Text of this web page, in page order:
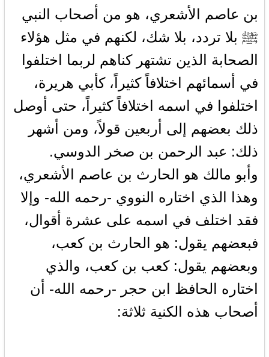
بن عاصم الأشعري، هو من أصحاب النبي
ﷺ بلا تردد، بلا شك، لكنهم في مثل هؤلاء
الصحابة الذين تشتهر كناهم لربما اختلفوا
في أسمائهم اختلافاً كثيراً، كأبي هريرة،
اختلفوا في اسمه اختلافاً كثيراً، حتى أوصل
ذلك بعضهم إلى أربعين قولاً، ومن أشهر
ذلك: عبد الرحمن بن صخر الدوسي.
وأبو مالك هو الحارث بن عاصم الأشعري،
وهذا الذي اختاره النووي -رحمه الله- وإلا
فقد اختلف في اسمه على عشرة أقوال،
فبعضهم يقول: هو الحارث بن كعب،
وبعضهم يقول: كعب بن كعب، والذي
اختاره الحافظ ابن حجر -رحمه الله- أن
أصحاب هذه الكنية ثلاثة: